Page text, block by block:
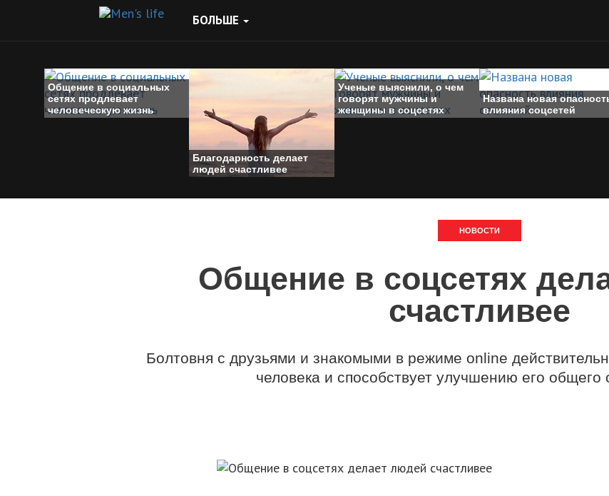
БОЛЬШЕ
Общение в социальных
сетях продлевает
человеческую жизнь
Благодарность делает
людей счастливее
Ученые выяснили, о чем
говорят мужчины и
женщины в соцсетях
Названа новая
влияния соцсетей
НОВОСТИ
Общение в соцсетях
счастливее
Болтовня с друзьями и знакомыми в режиме online
человека и способствует улучшению его общего